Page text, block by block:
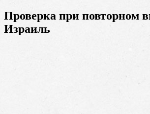
Проверка при повторном
Израиль